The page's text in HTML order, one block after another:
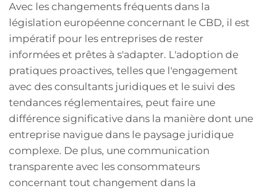
Avec les changements fréquents dans la
législation européenne concernant le CBD, il est
impératif pour les entreprises de rester
informées et prêtes à s'adapter. L'adoption de
pratiques proactives, telles que l'engagement
avec des consultants juridiques et le suivi des
tendances réglementaires, peut faire une
différence significative dans la manière dont une
entreprise navigue dans le paysage juridique
complexe. De plus, une communication
transparente avec les consommateurs
concernant tout changement dans la